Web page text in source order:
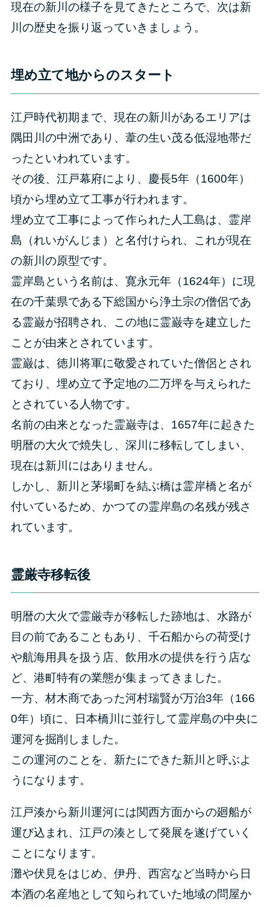
現在の新川の様子を見てきたところで、次は新
川の歴史を振り返っていきましょう。
埋め立て地からのスタート
江戸時代初期まで、現在の新川があるエリアは
隅田川の中洲であり、葦の生い茂る低湿地帯だ
ったといわれています。
その後、江戸幕府により、慶長5年（1600年）
頃から埋め立て工事が行われます。
埋め立て工事によって作られた人工島は、霊岸
島（れいがんじま）と名付けられ、これが現在
の新川の原型です。
霊岸島という名前は、寛永元年（1624年）に現
在の千葉県である下総国から浄土宗の僧侶であ
る霊巌が招聘され、この地に霊巌寺を建立した
ことが由来とされています。
霊巌は、徳川将軍に敬愛されていた僧侶とされ
ており、埋め立て予定地の二万坪を与えられた
とされている人物です。
名前の由来となった霊巌寺は、1657年に起きた
明暦の大火で焼失し、深川に移転してしまい、
現在は新川にはありません。
しかし、新川と茅場町を結ぶ橋は霊岸橋と名が
付いているため、かつての霊岸島の名残が残さ
れています。
霊厳寺移転後
明暦の大火で霊厳寺が移転した跡地は、水路が
目の前であることもあり、千石船からの荷受け
や航海用具を扱う店、飲用水の提供を行う店な
ど、港町特有の業態が集まってきました。
一方、材木商であった河村瑞賢が万治3年（166
0年）頃に、日本橋川に並行して霊岸島の中央に
運河を掘削しました。
この運河のことを、新たにできた新川と呼ぶよ
うになります。
江戸湊から新川運河には関西方面からの廻船が
運び込まれ、江戸の湊として発展を遂げていく
ことになります。
灘や伏見をはじめ、伊丹、西宮など当時から日
本酒の名産地として知られていた地域の問屋か